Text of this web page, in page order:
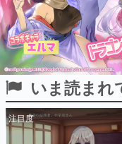
ピックア
電ファミのいま読まれ
いま読まれ
注目度